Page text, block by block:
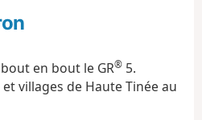
v
en bout le GR® 5.
villages de Haute Tinée au